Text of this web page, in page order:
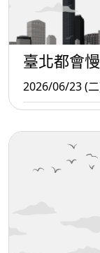
臺北都會
2026/06/23 (